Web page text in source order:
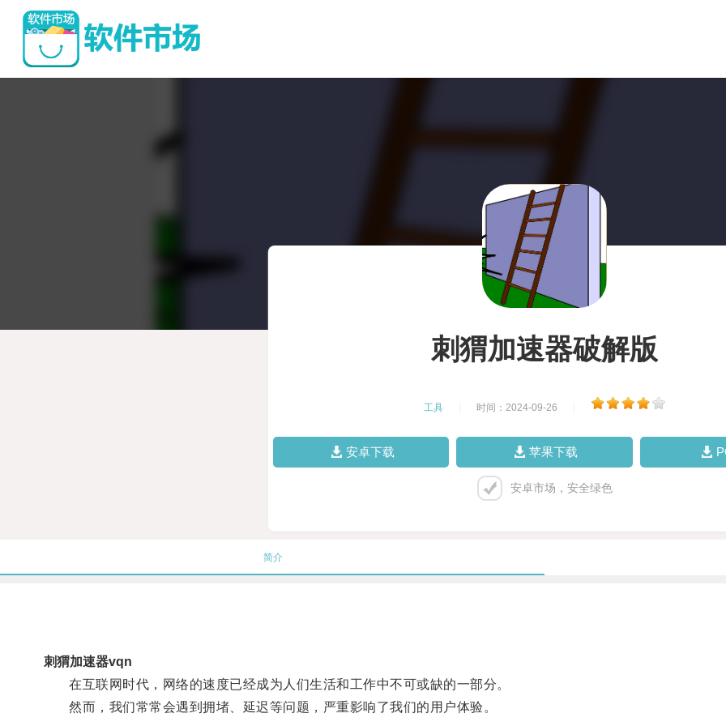
刺猬加速器破解版
工具 时间：2024-09-26
安卓下载 苹果下载
安卓市场，安全绿色
简介
刺猬加速器vqn
在互联网时代，网络的速度已经成为人们生活和工作中不可或缺的一部分。
然而，我们常常会遇到拥堵、延迟等问题，严重影响了我们的用户体验。